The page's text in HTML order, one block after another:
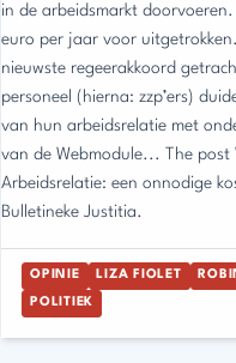
in de arbeidsmarkt
euro per jaar voor
nieuwste regeerakkoord
personeel (hierna: zzp’ers)
van hun arbeidsrelatie met
van de Webmodule... The post
Arbeidsrelatie: een onnodige
Bulletineke Justitia.
OPINIE LIZA FIOLET
POLITIEK